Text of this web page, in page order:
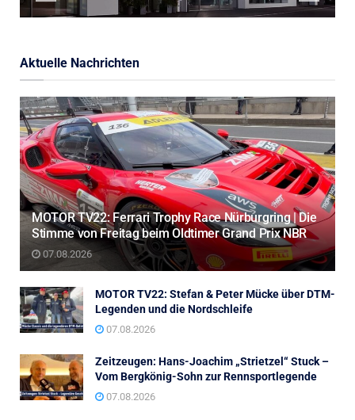
Aktuelle Nachrichten
MOTOR TV22: Ferrari Trophy Race Nürburgring | Die
Stimme von Freitag beim Oldtimer Grand Prix NBR
07.08.2026
MOTOR TV22: Stefan & Peter Mücke über DTM-
Legenden und die Nordschleife
07.08.2026
Zeitzeugen: Hans-Joachim „Strietzel“ Stuck –
Vom Bergkönig-Sohn zur Rennsportlegende
07.08.2026